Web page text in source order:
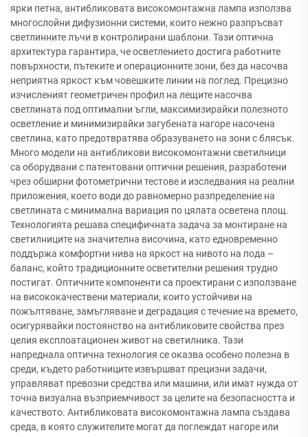
ярки петна, антибликовата високомонтажна лампа използва
многослойни дифузионни системи, които нежно разпръсват
светлинните лъчи в контролирани шаблони. Тази оптична
архитектура гарантира, че осветлението достига работните
повърхности, пътеките и операционните зони, без да насочва
неприятна яркост към човешките линии на поглед. Прецизно
изчисленият геометричен профил на лещите насочва
светлината под оптимални ъгли, максимизирайки полезното
осветление и минимизирайки загубената нагоре насочена
светлина, като предотвратява образуването на зони с блясък.
Много модели на антибликови високомонтажни светилници
са оборудвани с патентовани оптични решения, разработени
чрез обширни фотометрични тестове и изследвания на реални
приложения, което води до равномерно разпределение на
светлината с минимална вариация по цялата осветена площ.
Технологията решава специфичната задача за монтиране на
светилниците на значителна височина, като едновременно
поддържа комфортни нива на яркост на нивото на пода –
баланс, който традиционните осветителни решения трудно
постигат. Оптичните компоненти са проектирани с използване
на висококачествени материали, които устойчиви на
пожълтяване, замъгляване и деградация с течение на времето,
осигурявайки постоянство на антибликовите свойства през
целия експлоатационен живот на светилника. Тази
напреднала оптична технология се оказва особено полезна в
среди, където работниците извършват прецизни задачи,
управляват превозни средства или машини, или имат нужда от
точна визуална възприемчивост за целите на безопасността и
качеството. Антибликовата високомонтажна лампа създава
среда, в която служителите могат да поглеждат нагоре или